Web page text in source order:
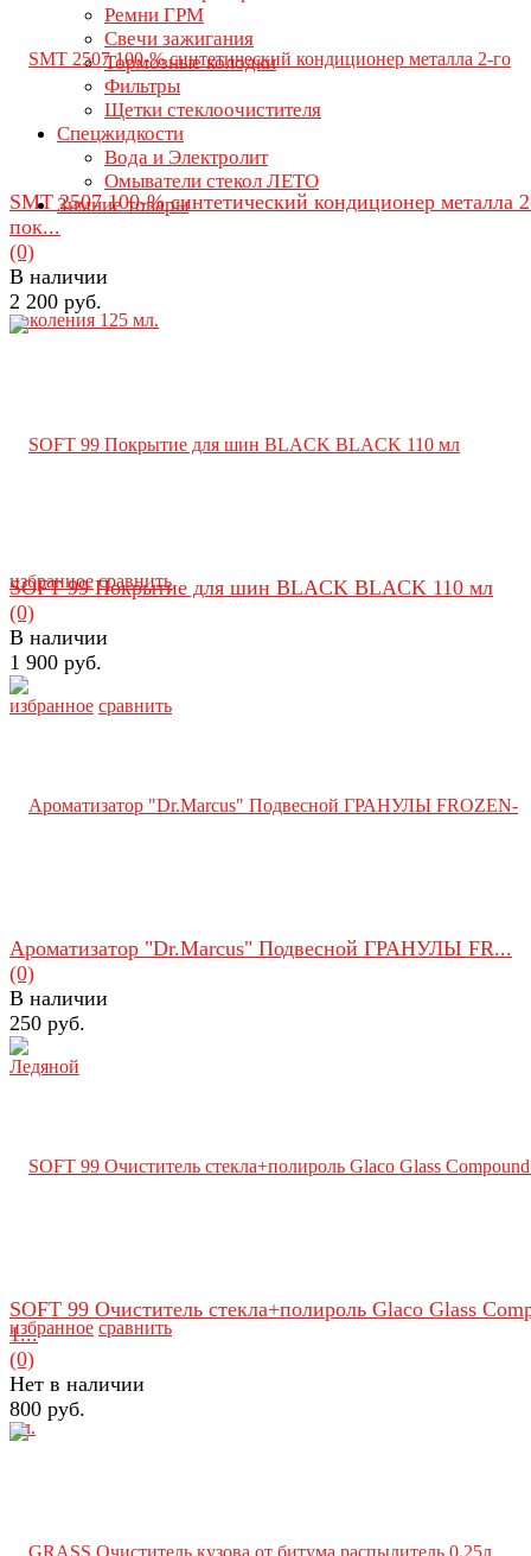
Ремни ГРМ
Свечи зажигания
Тормозные колодки
Фильтры
Щетки стеклоочистителя
Спецжидкости
Вода и Электролит
Омыватели стекол ЛЕТО
Зимние товары
избранное сравнить
SMT 2507 100-% синтетический кондиционер металла
пок...
(0)
В наличии
2 200 руб.
избранное сравнить
SOFT 99 Покрытие для шин BLACK BLACK 110 мл
(0)
В наличии
1 900 руб.
избранное сравнить
Ароматизатор "Dr.Marcus" Подвесной ГРАНУЛЫ FR...
(0)
В наличии
250 руб.
SOFT 99 Очиститель стекла+полироль Glaco Glass
1...
(0)
Нет в наличии
800 руб.